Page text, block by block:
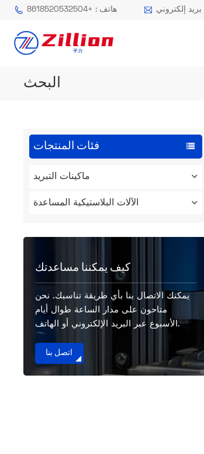
هاتف : +8618520532504
البحث
فئات المنتجات
ماكينات التبريد
الآلات البلاستيكية المساعدة
كيف يمكننا مساعدتك
يمكنك الاتصال بنا بأي طريقة تناسبك. نحن
متاحون على مدار الساعة طوال أيام
الأسبوع عبر البريد الإلكتروني أو الهاتف.
اتصل بنا